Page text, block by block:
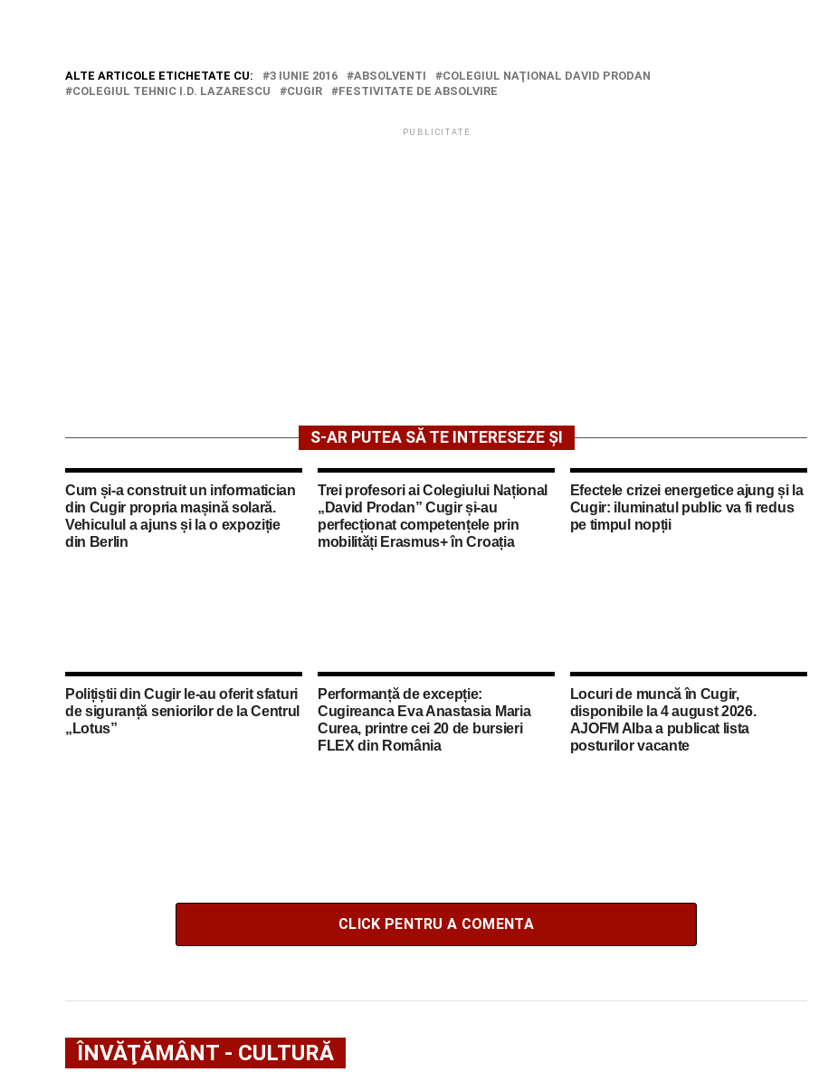
ALTE ARTICOLE ETICHETATE CU: 3 IUNIE 2016 ABSOLVENTI
COLEGIUL NAŢIONAL DAVID PRODAN
COLEGIUL TEHNIC I.D. LAZARESCU
CUGIR FESTIVITATE DE ABSOLVIRE
PUBLICITATE
S-AR PUTEA SĂ TE INTERESEZE ȘI
Cum și-a construit un informatician
din Cugir propria mașină solară.
Vehiculul a ajuns și la o expoziție
din Berlin
Trei profesori ai Colegiului Național
„David Prodan” Cugir și-au
perfecționat competențele prin
mobilități Erasmus+ în Croația
Efectele crizei energetice ajung și la
Cugir: iluminatul public va fi redus
pe timpul nopții
Polițiștii din Cugir le-au oferit sfaturi
de siguranță seniorilor de la Centrul
„Lotus”
Performanță de excepție:
Cugireanca Eva Anastasia Maria
Curea, printre cei 20 de bursieri
FLEX din România
Locuri de muncă în Cugir,
disponibile la 4 august 2026.
AJOFM Alba a publicat lista
posturilor vacante
CLICK PENTRU A COMENTA
ÎNVĂŢĂMÂNT - CULTURĂ